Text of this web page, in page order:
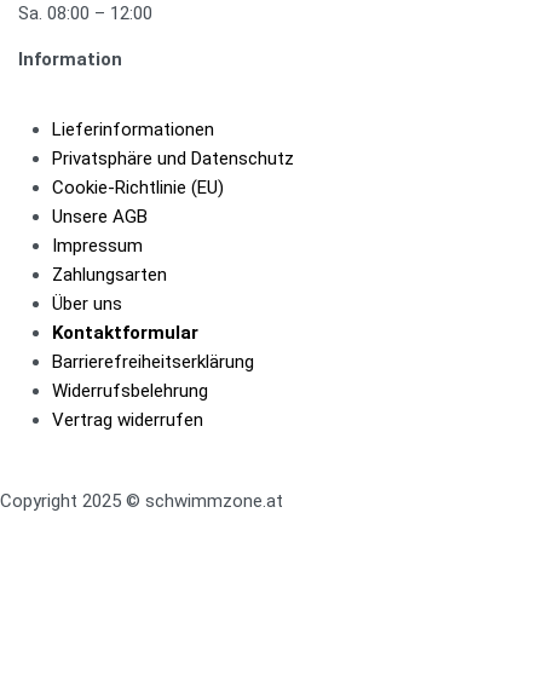
Sa. 08:00 – 12:00
Information
Lieferinformationen
Privatsphäre und Datenschutz
Cookie-Richtlinie (EU)
Unsere AGB
Impressum
Zahlungsarten
Über uns
Kontaktformular​
Barrierefreiheits­erklärung
Widerrufsbelehrung
Vertrag widerrufen
Copyright 2025 © schwimmzone.at